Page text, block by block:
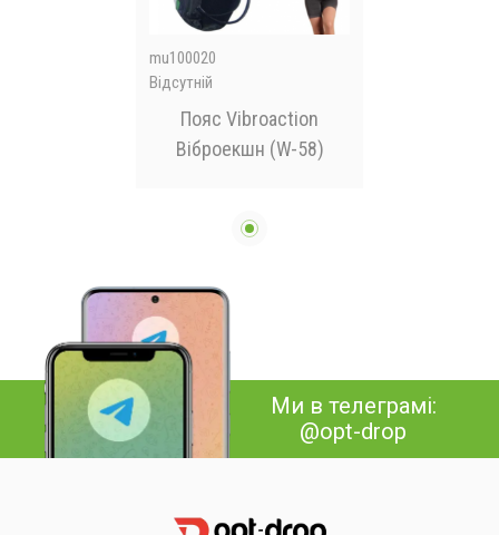
mu100020
Відсутній
Пояс Vibroaction
Віброекшн (W-58)
Ми в телеграмі:
@opt-drop